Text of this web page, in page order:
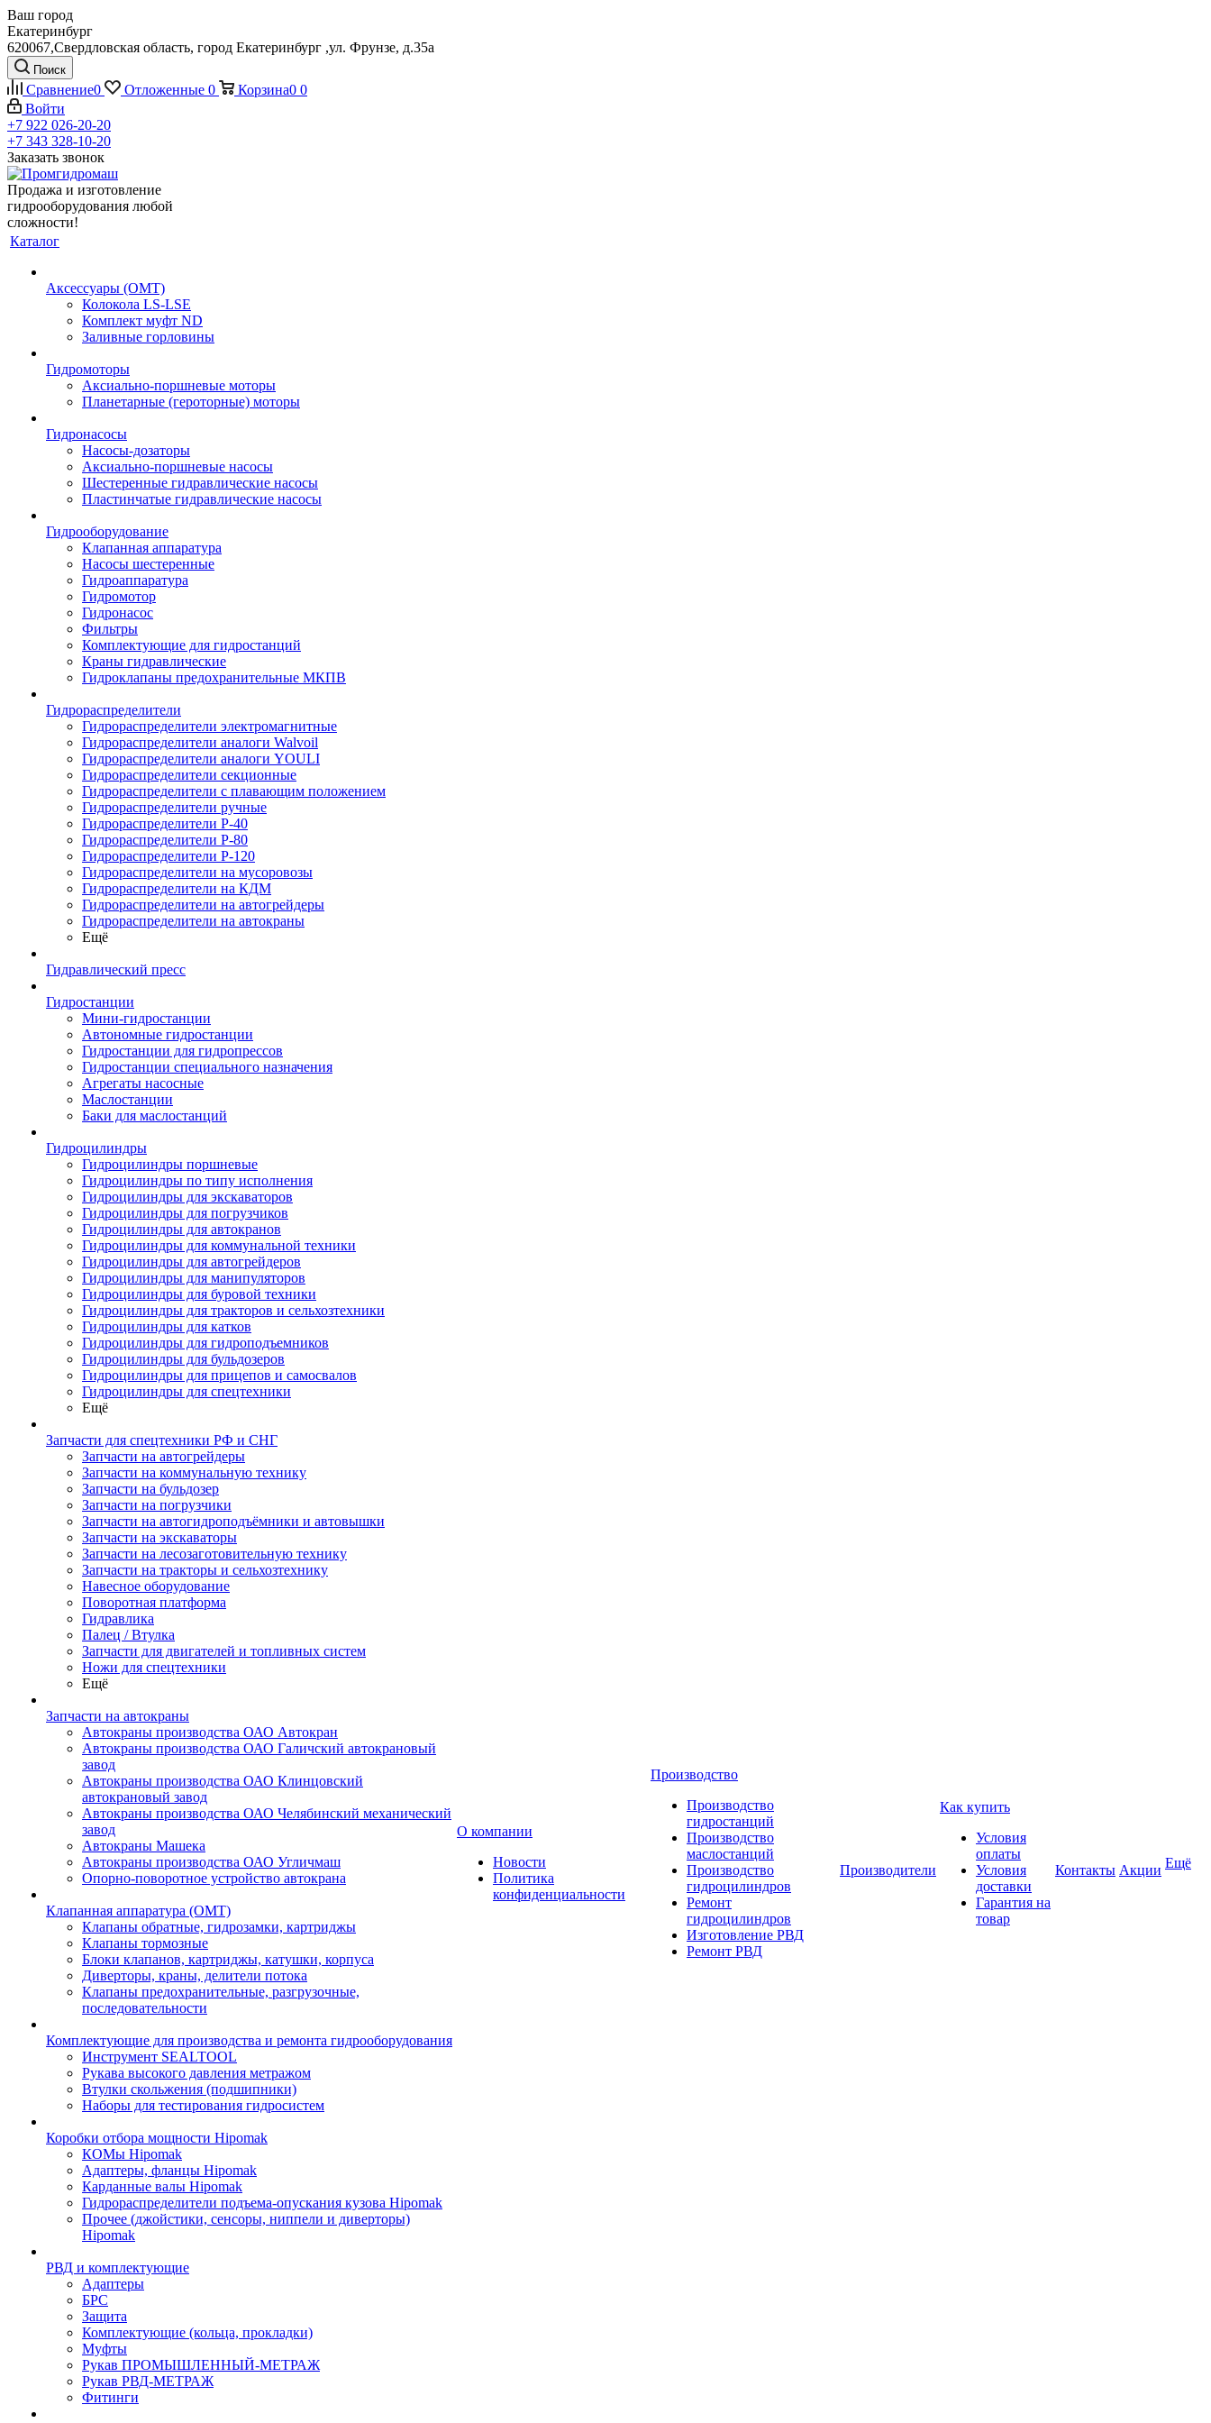
Ваш город
Екатеринбург
620067,Свердловская область, город Екатеринбург ,ул. Фрунзе, д.35а
Поиск
Сравнение0 Отложенные 0 Корзина0 0
Войти
+7 922 026-20-20
+7 343 328-10-20
Заказать звонок
Продажа и изготовление
гидрооборудования любой
сложности!
Каталог
Аксессуары (OMT)
Колокола LS-LSE
Комплект муфт ND
Заливные горловины
Гидромоторы
Аксиально-поршневые моторы
Планетарные (героторные) моторы
Гидронасосы
Насосы-дозаторы
Аксиально-поршневые насосы
Шестеренные гидравлические насосы
Пластинчатые гидравлические насосы
Гидрооборудование
Клапанная аппаратура
Насосы шестеренные
Гидроаппаратура
Гидромотор
Гидронасос
Фильтры
Комплектующие для гидростанций
Краны гидравлические
Гидроклапаны предохранительные МКПВ
Гидрораспределители
Гидрораспределители электромагнитные
Гидрораспределители аналоги Walvoil
Гидрораспределители аналоги YOULI
Гидрораспределители секционные
Гидрораспределители с плавающим положением
Гидрораспределители ручные
Гидрораспределители Р-40
Гидрораспределители Р-80
Гидрораспределители Р-120
Гидрораспределители на мусоровозы
Гидрораспределители на КДМ
Гидрораспределители на автогрейдеры
Гидрораспределители на автокраны
Ещё
Гидравлический пресс
Гидростанции
Мини-гидростанции
Автономные гидростанции
Гидростанции для гидропрессов
Гидростанции специального назначения
Агрегаты насосные
Маслостанции
Баки для маслостанций
Гидроцилиндры
Гидроцилиндры поршневые
Гидроцилиндры по типу исполнения
Гидроцилиндры для экскаваторов
Гидроцилиндры для погрузчиков
Гидроцилиндры для автокранов
Гидроцилиндры для коммунальной техники
Гидроцилиндры для автогрейдеров
Гидроцилиндры для манипуляторов
Гидроцилиндры для буровой техники
Гидроцилиндры для тракторов и сельхозтехники
Гидроцилиндры для катков
Гидроцилиндры для гидроподъемников
Гидроцилиндры для бульдозеров
Гидроцилиндры для прицепов и самосвалов
Гидроцилиндры для спецтехники
Ещё
Запчасти для спецтехники РФ и СНГ
Запчасти на автогрейдеры
Запчасти на коммунальную технику
Запчасти на бульдозер
Запчасти на погрузчики
Запчасти на автогидроподъёмники и автовышки
Запчасти на экскаваторы
Запчасти на лесозаготовительную технику
Запчасти на тракторы и сельхозтехнику
Навесное оборудование
Поворотная платформа
Гидравлика
Палец / Втулка
Запчасти для двигателей и топливных систем
Ножи для спецтехники
Ещё
Запчасти на автокраны
Автокраны производства ОАО Автокран
Автокраны производства ОАО Галичский автокрановый
завод
Автокраны производства ОАО Клинцовский
автокрановый завод
Автокраны производства ОАО Челябинский механический
завод
Автокраны Машека
Автокраны производства ОАО Угличмаш
Опорно-поворотное устройство автокрана
Клапанная аппаратура (OMT)
Клапаны обратные, гидрозамки, картриджы
Клапаны тормозные
Блоки клапанов, картриджы, катушки, корпуса
Диверторы, краны, делители потока
Клапаны предохранительные, разгрузочные,
последовательности
Комплектующие для производства и ремонта гидрооборудования
Инструмент SEALTOOL
Рукава высокого давления метражом
Втулки скольжения (подшипники)
Наборы для тестирования гидросистем
Коробки отбора мощности Hipomak
КОМы Hipomak
Адаптеры, фланцы Hipomak
Карданные валы Hipomak
Гидрораспределители подъема-опускания кузова Hipomak
Прочее (джойстики, сенсоры, ниппели и диверторы)
Hipomak
РВД и комплектующие
Адаптеры
БРС
Защита
Комплектующие (кольца, прокладки)
Муфты
Рукав ПРОМЫШЛЕННЫЙ-МЕТРАЖ
Рукав РВД-МЕТРАЖ
Фитинги
О компании
Новости
Политика
конфиденциальности
Производство
Производство
гидростанций
Производство
маслостанций
Производство
гидроцилиндров
Ремонт
гидроцилиндров
Изготовление РВД
Ремонт РВД
Производители
Как купить
Условия
оплаты
Условия
доставки
Гарантия на
товар
Контакты Акции Ещё